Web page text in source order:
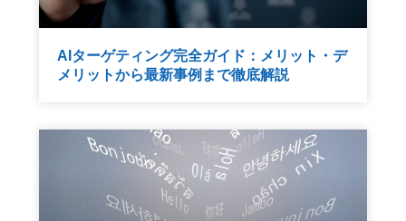
AIターゲティング完全ガイド：メリット・デ
メリットから最新事例まで徹底解説